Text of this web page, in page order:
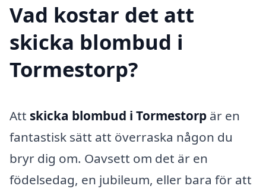
Vad kostar det att
skicka blombud i
Tormestorp?
Att skicka blombud i Tormestorp är en
fantastisk sätt att överraska någon du
bryr dig om. Oavsett om det är en
födelsedag, en jubileum, eller bara för att